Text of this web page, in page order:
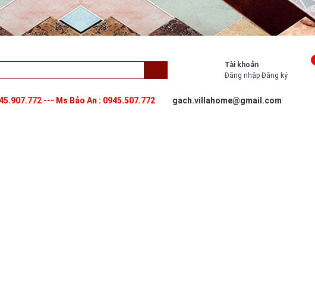
Tài khoản
Đăng nhập Đăng ký
--- Ms Bảo An : 0945.507.772 gach.villahome@gmail.com